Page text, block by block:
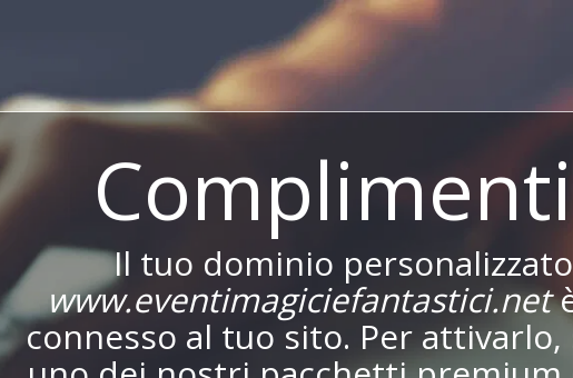
Il tuo dominio personalizzato
www.eventimagiciefantastici.net
connesso al tuo sito. Per attivarlo,